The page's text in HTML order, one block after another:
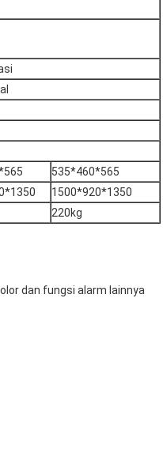
535*460*565
1500*920*1350
220kg
dan fungsi alarm lainnya